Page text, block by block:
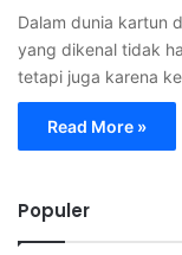
Dalam dunia kartun
yang dikenal tidak
tetapi juga karena
Read More »
Populer